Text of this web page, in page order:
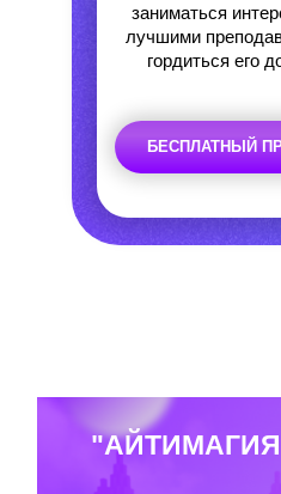
БЕСПЛАТНЫЙ
заниматься
лучшими
гордиться его